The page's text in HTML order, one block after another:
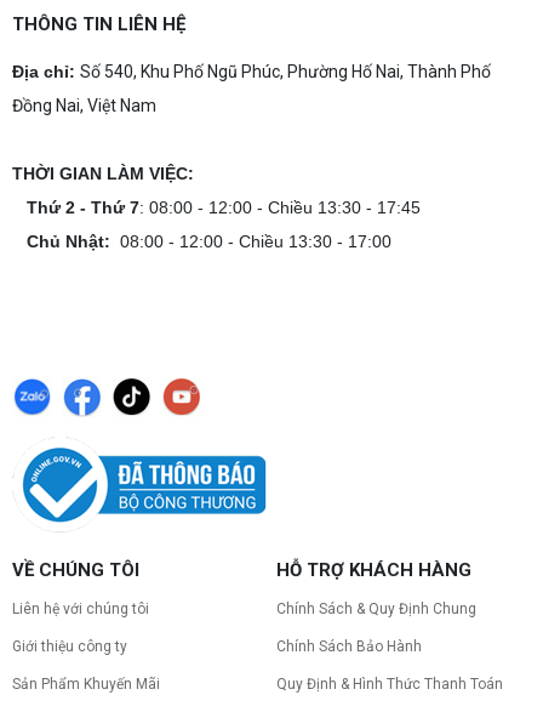
THÔNG TIN LIÊN HỆ
Địa chỉ: Số 540, Khu Phố Ngũ Phúc, Phường Hố Nai, Thành Phố
Đồng Nai, Việt Nam
THỜI GIAN LÀM VIỆC:
Thứ 2 - Thứ 7: 08:00 - 12:00 - Chiều 13:30 - 17:45
Chủ Nhật: 08:00 - 12:00 - Chiều 13:30 - 17:00
VỀ CHÚNG TÔI
Liên hệ với chúng tôi
Giới thiệu công ty
Sản Phẩm Khuyến Mãi
HỖ TRỢ KHÁCH HÀNG
Chính Sách & Quy Định Chung
Chính Sách Bảo Hành
Quy Định & Hình Thức Thanh Toán